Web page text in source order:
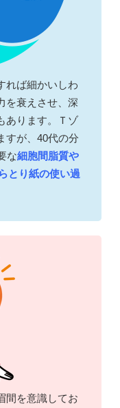
れば細かいしわ
を衰えさせ、深
あります。Ｔゾ
すが、40代の分
な細胞間脂質や
とり紙の使い過
間を意識してお